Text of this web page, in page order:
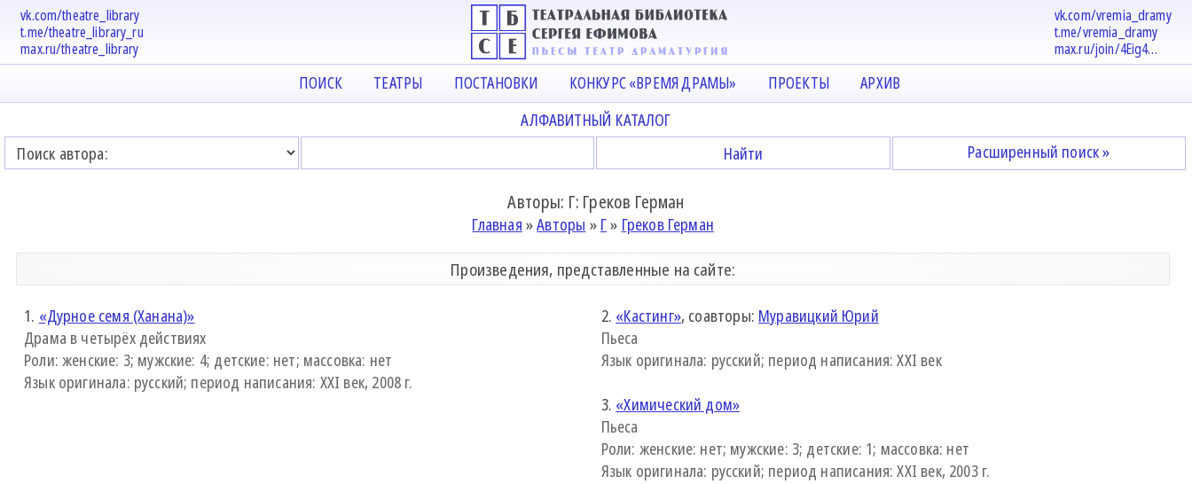
vk.com/theatre_library
t.me/theatre_library_ru
max.ru/theatre_library
vk.com/vremia_dramy
t.me/vremia_dramy
max.ru/join/4Eig4…
ПОИСК ТЕАТРЫ ПОСТАНОВКИ КОНКУРС «ВРЕМЯ ДРАМЫ» ПРОЕКТЫ АРХИВ
АЛФАВИТНЫЙ КАТАЛОГ
Расширенный поиск »
Авторы: Г: Греков Герман
Главная »Авторы » Г» Греков Герман
Произведения, представленные на сайте:
1. «Дурное семя (Ханана)»
Драма в четырёх действиях
Роли: женские: 3; мужские: 4; детские: нет; массовка: нет
Язык оригинала: русский; период написания: XXI век, 2008 г.
2. «Кастинг», соавторы: Муравицкий Юрий
Пьеса
Язык оригинала: русский; период написания: XXI век
3. «Химический дом»
Пьеса
Роли: женские: нет; мужские: 3; детские: 1; массовка: нет
Язык оригинала: русский; период написания: XXI век, 2003 г.